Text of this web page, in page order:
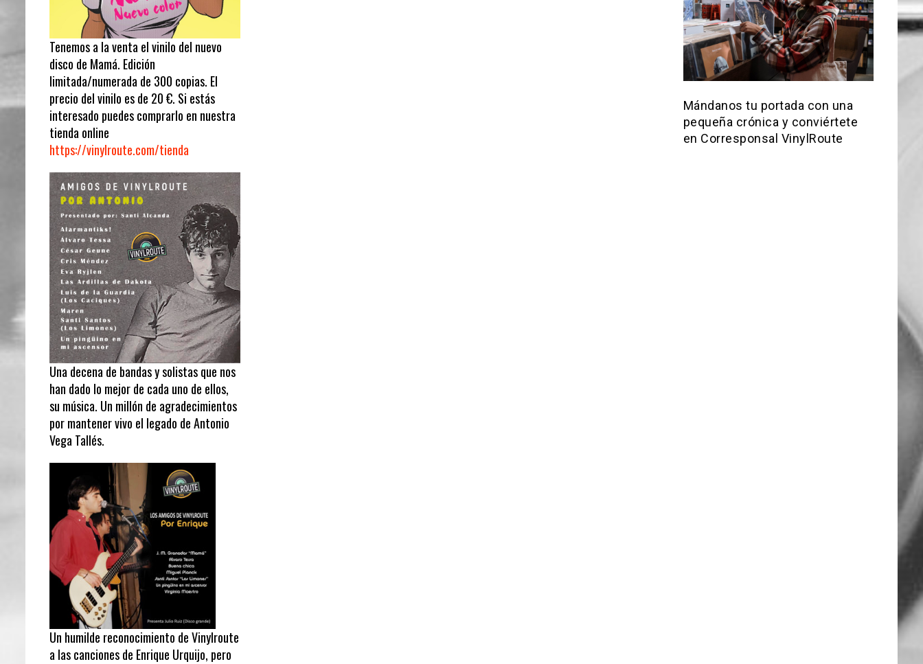
Tenemos a la venta el vinilo del nuevo
disco de Mamá. Edición
limitada/numerada de 300 copias. El
precio del vinilo es de 20 €. Si estás
interesado puedes comprarlo en nuestra
tienda online
https://vinylroute.com/tienda
Una decena de bandas y solistas que nos
han dado lo mejor de cada uno de ellos,
su música. Un millón de agradecimientos
por mantener vivo el legado de Antonio
Vega Tallés.
Un humilde reconocimiento de Vinylroute
a las canciones de Enrique Urquijo, pero
Mándanos tu portada con una
pequeña crónica y conviértete
en Corresponsal VinylRoute